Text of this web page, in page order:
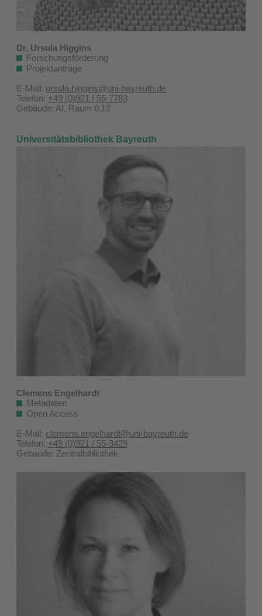
Dr. Ursula Higgins
Forschungsförderung
Projektanträge
E-Mail: ursula.higgins@uni-bayreuth.de
Telefon: +49 (0)921 / 55-7783
Gebäude: AI, Raum 0.12
Universitätsbibliothek Bayreuth
Clemens Engelhardt
Metadaten
Open Access
E-Mail: clemens.engelhardt@uni-bayreuth.de
Telefon: +49 (0)921 / 55-3429
Gebäude: Zentralbibliothek